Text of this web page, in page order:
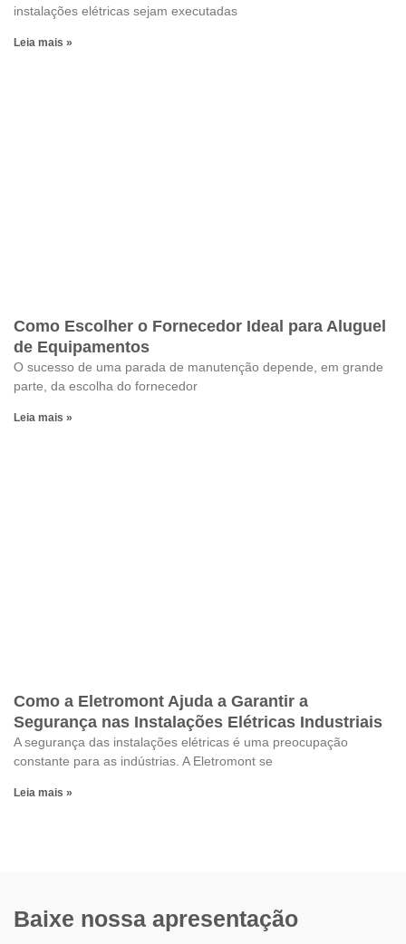
instalações elétricas sejam executadas
Leia mais »
Como Escolher o Fornecedor Ideal para Aluguel
de Equipamentos
O sucesso de uma parada de manutenção depende, em grande
parte, da escolha do fornecedor
Leia mais »
Como a Eletromont Ajuda a Garantir a
Segurança nas Instalações Elétricas Industriais
A segurança das instalações elétricas é uma preocupação
constante para as indústrias. A Eletromont se
Leia mais »
Baixe nossa apresentação